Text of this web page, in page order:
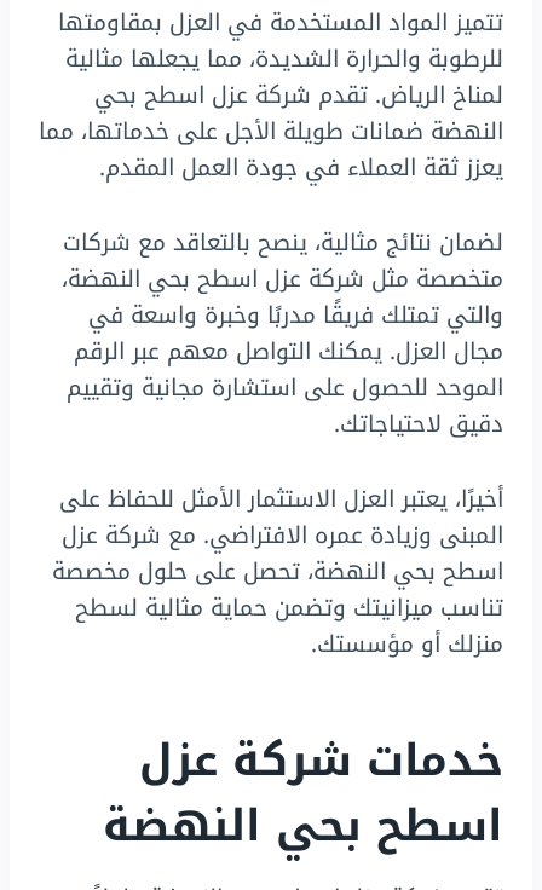
تتميز المواد المستخدمة في العزل بمقاومتها
للرطوبة والحرارة الشديدة، مما يجعلها مثالية
لمناخ الرياض. تقدم شركة عزل اسطح بحي
النهضة ضمانات طويلة الأجل على خدماتها، مما
يعزز ثقة العملاء في جودة العمل المقدم.
لضمان نتائج مثالية، ينصح بالتعاقد مع شركات
متخصصة مثل شركة عزل اسطح بحي النهضة،
والتي تمتلك فريقًا مدربًا وخبرة واسعة في
مجال العزل. يمكنك التواصل معهم عبر الرقم
الموحد للحصول على استشارة مجانية وتقييم
دقيق لاحتياجاتك.
أخيرًا، يعتبر العزل الاستثمار الأمثل للحفاظ على
المبنى وزيادة عمره الافتراضي. مع شركة عزل
اسطح بحي النهضة، تحصل على حلول مخصصة
تناسب ميزانيتك وتضمن حماية مثالية لسطح
منزلك أو مؤسستك.
خدمات شركة عزل
اسطح بحي النهضة